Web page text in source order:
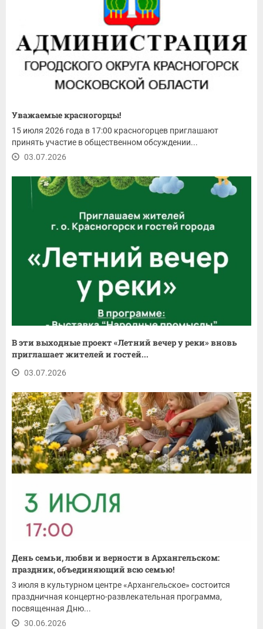
Уважаемые красногорцы!
15 июля 2026 года в 17:00 красногорцев приглашают
принять участие в общественном обсуждении...
03.07.2026
В эти выходные проект «Летний вечер у реки» вновь
приглашает жителей и гостей...
03.07.2026
День семьи, любви и верности в Архангельском:
праздник, объединяющий всю семью!
3 июля в культурном центре «Архангельское» состоится
праздничная концертно-развлекательная программа,
посвященная Дню...
30.06.2026